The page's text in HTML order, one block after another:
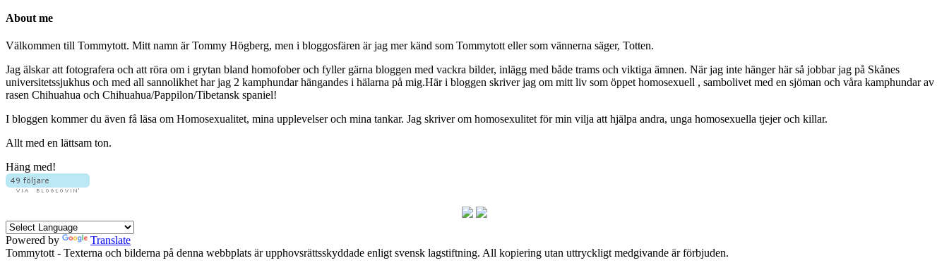
About me
Välkommen till Tommytott. Mitt namn är Tommy Högberg, men i bloggosfären är jag mer känd som Tommytott eller som vännerna säger, Totten.
Jag älskar att fotografera och att röra om i grytan bland homofober och fyller gärna bloggen med vackra bilder, inlägg med både trams och viktiga ämnen. När jag inte hänger här så jobbar jag på Skånes
universitetssjukhus och med all sannolikhet har jag 2 kamphundar hängandes i hälarna på mig.Här i bloggen skriver jag om mitt liv som öppet homosexuell , sambolivet med en sjöman och våra kamphundar av
rasen Chihuahua och Chihuahua/Pappilon/Tibetansk spaniel!
I bloggen kommer du även få läsa om Homosexualitet, mina upplevelser och mina tankar. Jag skriver om homosexulitet för min vilja att hjälpa andra, unga homosexuella tjejer och killar.
Allt med en lättsam ton.
Häng med!
Powered by
Translate
Tommytott - Texterna och bilderna på denna webbplats är upphovsrättsskyddade enligt svensk lagstiftning. All kopiering utan uttryckligt medgivande är förbjuden.